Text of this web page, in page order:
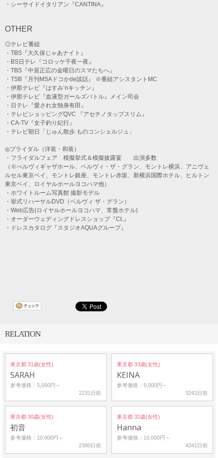
・シーサイドイタリアン『CANTINA』
OTHER
◎テレビ番組
​・TBS『大久保じゃあナイト』
・BS日テレ『コロッケ千夜一夜』
・TBS『中居正広の金曜日のスマたちへ』
・TSB『月刊MSAドコかde談話』 ※番組アシスタントMC
・伊那テレビ『はすみ‘nキッチン』
・伊那テレビ『血液型ガールズバトル』メイン司会
・日テレ『愛され女独身有田』
・テレビショッピングQVC 『アセチノタップスリム』
・CA-TV『女子釣り紀行』
・テレビ朝日「じゅん散歩 ものコンシェルジュ」
◎ブライダル（洋装・和装）
​・フライダルフェア 模擬挙式＆模擬披露宴 出演多数
（※べルヴィギャザホール、ベルヴィ・ザ・グラン、モントレ横浜、アニヴェ
ルセル東京ベイ、モントレ銀座、モントレ赤坂、新横浜国際ホテル、ヒルトン
東京ベイ、ロイヤルホールヨコハマ他）
・ホワイトルーム写真館 撮影モデル
・挙式リハーサルDVD（ベルヴィ ザ・グラン）
・Web広告(ロイヤルホールヨコハマ、常盤ホテル)
・オーダーウェディングドレスショップ『CL』
・ドレスカタログ『スタジオAQUAグループ』
RELATION
東京都 31歳(女性)
SARAH
参考価格：5,000円～
2231日前
東京都 33歳(女性)
KEINA
参考価格：5,000円～
3243日前
東京都 30歳(女性)
初音
参考価格：10,000円～
2380日前
東京都 32歳(女性)
Hanna
参考価格：10,000円～
4341日前